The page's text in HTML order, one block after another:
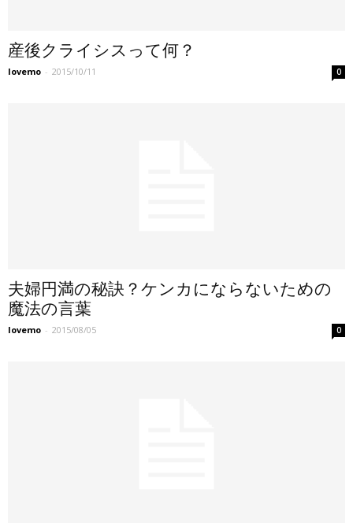
産後クライシスって何？
lovemo - 2015/10/11 0
夫婦円満の秘訣？ケンカにならないための
魔法の言葉
lovemo - 2015/08/05 0